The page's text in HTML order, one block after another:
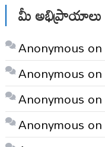
మీ అభిప్రాయాలు
Anonymous on
Anonymous on
Anonymous on
Anonymous on